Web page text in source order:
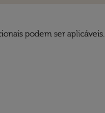
podem ser aplicáveis.